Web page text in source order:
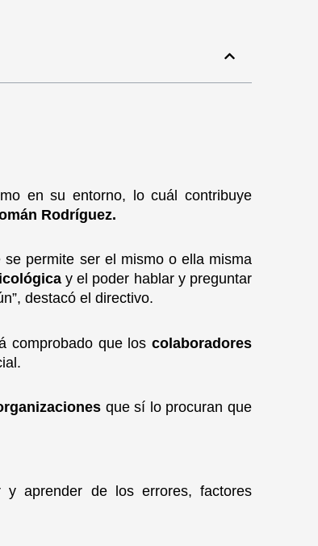
en su entorno, lo cuál contribuye
Rodríguez.
permite ser el mismo o ella misma
y el poder hablar y preguntar
destacó el directivo.
comprobado que loscolaboradores
que sí lo procuran que
y aprender de los errores, factores